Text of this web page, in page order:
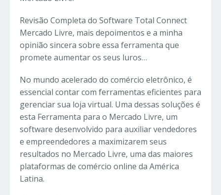
Revisão Completa do Software Total Connect
Mercado Livre, mais depoimentos e a minha
opinião sincera sobre essa ferramenta que
promete aumentar os seus luros…
No mundo acelerado do comércio eletrônico, é
essencial contar com ferramentas eficientes para
gerenciar sua loja virtual. Uma dessas soluções é
esta Ferramenta para o Mercado Livre, um
software desenvolvido para auxiliar vendedores
e empreendedores a maximizarem seus
resultados no Mercado Livre, uma das maiores
plataformas de comércio online da América
Latina.